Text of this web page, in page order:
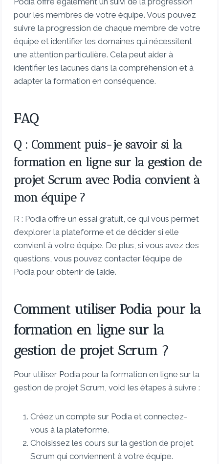
pour les membres de votre équipe. Vous pouvez
suivre la progression de chaque membre de votre
équipe et identifier les domaines qui nécessitent
une attention particulière. Cela peut aider à
identifier les lacunes dans la compréhension et à
adapter la formation en conséquence.
FAQ
Q : Comment puis-je savoir si la
formation en ligne sur la gestion de
projet Scrum avec Podia convient à
mon équipe ?
R : Podia offre un essai gratuit, ce qui vous permet
d’explorer la plateforme et de décider si elle
convient à votre équipe. De plus, si vous avez des
questions, vous pouvez contacter l’équipe de
Podia pour obtenir de l’aide.
Comment utiliser Podia pour la
formation en ligne sur la
gestion de projet Scrum ?
Pour utiliser Podia pour la formation en ligne sur la
gestion de projet Scrum, voici les étapes à suivre :
Créez un compte sur Podia et connectez-
vous à la plateforme.
Choisissez les cours sur la gestion de projet
Scrum qui conviennent à votre équipe.